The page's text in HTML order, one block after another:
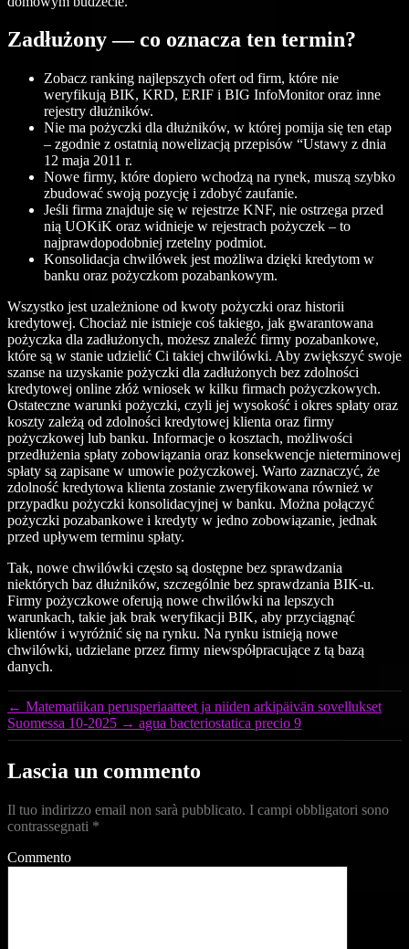
Zadłużony — co oznacza ten termin?
Zobacz ranking najlepszych ofert od firm, które nie
weryfikują BIK, KRD, ERIF i BIG InfoMonitor oraz inne
rejestry dłużników.
Nie ma pożyczki dla dłużników, w której pomija się ten etap
– zgodnie z ostatnią nowelizacją przepisów “Ustawy z dnia
12 maja 2011 r.
Nowe firmy, które dopiero wchodzą na rynek, muszą szybko
zbudować swoją pozycję i zdobyć zaufanie.
Jeśli firma znajduje się w rejestrze KNF, nie ostrzega przed
nią UOKiK oraz widnieje w rejestrach pożyczek – to
najprawdopodobniej rzetelny podmiot.
Konsolidacja chwilówek jest możliwa dzięki kredytom w
banku oraz pożyczkom pozabankowym.
Wszystko jest uzależnione od kwoty pożyczki oraz historii
kredytowej. Chociaż nie istnieje coś takiego, jak gwarantowana
pożyczka dla zadłużonych, możesz znaleźć firmy pozabankowe,
które są w stanie udzielić Ci takiej chwilówki. Aby zwiększyć swoje
szanse na uzyskanie pożyczki dla zadłużonych bez zdolności
kredytowej online złóż wniosek w kilku firmach pożyczkowych.
Ostateczne warunki pożyczki, czyli jej wysokość i okres spłaty oraz
koszty zależą od zdolności kredytowej klienta oraz firmy
pożyczkowej lub banku. Informacje o kosztach, możliwości
przedłużenia spłaty zobowiązania oraz konsekwencje nieterminowej
spłaty są zapisane w umowie pożyczkowej. Warto zaznaczyć, że
zdolność kredytowa klienta zostanie zweryfikowana również w
przypadku pożyczki konsolidacyjnej w banku. Można połączyć
pożyczki pozabankowe i kredyty w jedno zobowiązanie, jednak
przed upływem terminu spłaty.
Tak, nowe chwilówki często są dostępne bez sprawdzania
niektórych baz dłużników, szczególnie bez sprawdzania BIK-u.
Firmy pożyczkowe oferują nowe chwilówki na lepszych
warunkach, takie jak brak weryfikacji BIK, aby przyciągnąć
klientów i wyróżnić się na rynku. Na rynku istnieją nowe
chwilówki, udzielane przez firmy niewspółpracujące z tą bazą
danych.
← Matematiikan perusperiaatteet ja niiden arkipäivän sovellukset
Suomessa 10-2025 → agua bacteriostatica precio 9
Lascia un commento
Il tuo indirizzo email non sarà pubblicato. I campi obbligatori sono
contrassegnati *
Commento